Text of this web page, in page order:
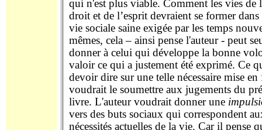
qui n'est plus viable. Comment les vies de
droit et de l’esprit devraient se former dans
vie sociale saine exigée par les temps
mêmes, cela – ainsi pense l'auteur - peut
donner à celui qui développe la bonne
valoir ce qui a justement été exprimé. Ce
devoir dire sur une telle nécessaire mise
voudrait le soumettre aux jugements du
livre. L'auteur voudrait donner une
vers des buts sociaux qui correspondent
nécessités actuelles de la vie. Car il pense